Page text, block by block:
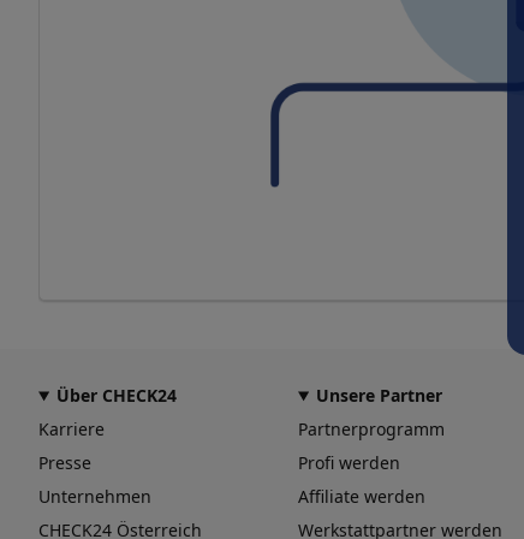
Über CHECK24
Karriere
Presse
Unternehmen
CHECK24 Österreich
Unsere Partner
Partnerprogramm
Profi werden
Affiliate werden
Werkstattpartner werden